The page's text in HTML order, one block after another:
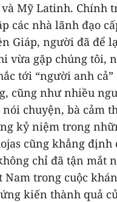
Mỹ Latinh. Chính
các nhà lãnh đạo
Giáp, người đã để
vừa gặp chúng tôi,
tới “người anh
cũng như nhiều
chuyện, bà cảm
kỷ niệm trong
cũng khẳng
chỉ đã tận mắt
Nam trong cuộc
kiến thành quả